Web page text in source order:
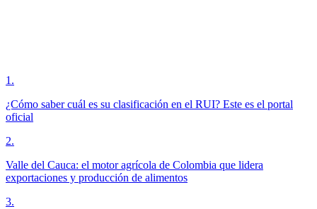
1 .
¿Cómo saber cuál es su clasificación en el RUI? Este es el portal
oficial
2.
Valle del Cauca: el motor agrícola de Colombia que lidera
exportaciones y producción de alimentos
3.